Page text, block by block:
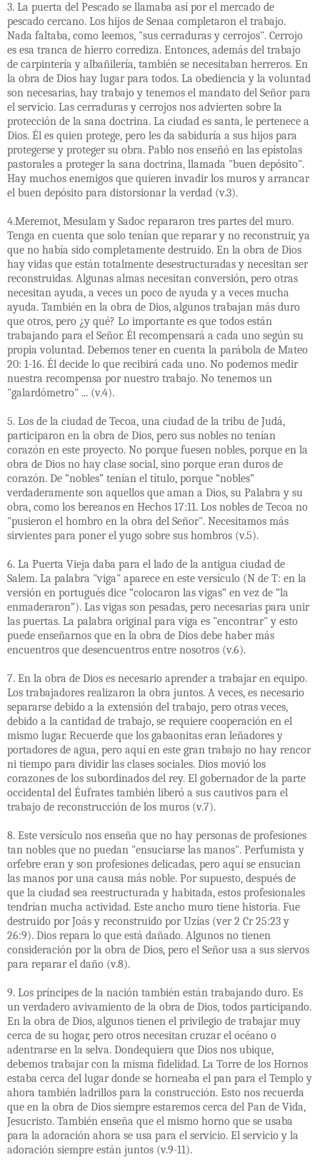
3. La puerta del Pescado se llamaba así por el mercado de
pescado cercano. Los hijos de Senaa completaron el trabajo.
Nada faltaba, como leemos, "sus cerraduras y cerrojos". Cerrojo
es esa tranca de hierro corrediza. Entonces, además del trabajo
de carpintería y albañilería, también se necesitaban herreros. En
la obra de Dios hay lugar para todos. La obediencia y la voluntad
son necesarias, hay trabajo y tenemos el mandato del Señor para
el servicio. Las cerraduras y cerrojos nos advierten sobre la
protección de la sana doctrina. La ciudad es santa, le pertenece a
Dios. Él es quien protege, pero les da sabiduría a sus hijos para
protegerse y proteger su obra. Pablo nos enseñó en las epístolas
pastorales a proteger la sana doctrina, llamada "buen depósito".
Hay muchos enemigos que quieren invadir los muros y arrancar
el buen depósito para distorsionar la verdad (v.3).
4.Meremot, Mesulam y Sadoc repararon tres partes del muro.
Tenga en cuenta que solo tenían que reparar y no reconstruir, ya
que no había sido completamente destruido. En la obra de Dios
hay vidas que están totalmente desestructuradas y necesitan ser
reconstruidas. Algunas almas necesitan conversión, pero otras
necesitan ayuda, a veces un poco de ayuda y a veces mucha
ayuda. También en la obra de Dios, algunos trabajan más duro
que otros, pero ¿y qué? Lo importante es que todos están
trabajando para el Señor. Él recompensará a cada uno según su
propia voluntad. Debemos tener en cuenta la parábola de Mateo
20: 1-16. Él decide lo que recibirá cada uno. No podemos medir
nuestra recompensa por nuestro trabajo. No tenemos un
"galardómetro" ... (v.4).
5. Los de la ciudad de Tecoa, una ciudad de la tribu de Judá,
participaron en la obra de Dios, pero sus nobles no tenían
corazón en este proyecto. No porque fuesen nobles, porque en la
obra de Dios no hay clase social, sino porque eran duros de
corazón. De “nobles” tenían el título, porque “nobles”
verdaderamente son aquellos que aman a Dios, su Palabra y su
obra, como los bereanos en Hechos 17:11. Los nobles de Tecoa no
"pusieron el hombro en la obra del Señor". Necesitamos más
sirvientes para poner el yugo sobre sus hombros (v.5).
6. La Puerta Vieja daba para el lado de la antigua ciudad de
Salem. La palabra "viga" aparece en este versículo (N de T: en la
versión en portugués dice “colocaron las vigas” en vez de “la
enmaderaron”). Las vigas son pesadas, pero necesarias para unir
las puertas. La palabra original para viga es "encontrar" y esto
puede enseñarnos que en la obra de Dios debe haber más
encuentros que desencuentros entre nosotros (v.6).
7. En la obra de Dios es necesario aprender a trabajar en equipo.
Los trabajadores realizaron la obra juntos. A veces, es necesario
separarse debido a la extensión del trabajo, pero otras veces,
debido a la cantidad de trabajo, se requiere cooperación en el
mismo lugar. Recuerde que los gabaonitas eran leñadores y
portadores de agua, pero aquí en este gran trabajo no hay rencor
ni tiempo para dividir las clases sociales. Dios movió los
corazones de los subordinados del rey. El gobernador de la parte
occidental del Éufrates también liberó a sus cautivos para el
trabajo de reconstrucción de los muros (v.7).
8. Este versículo nos enseña que no hay personas de profesiones
tan nobles que no puedan "ensuciarse las manos". Perfumista y
orfebre eran y son profesiones delicadas, pero aquí se ensucian
las manos por una causa más noble. Por supuesto, después de
que la ciudad sea reestructurada y habitada, estos profesionales
tendrían mucha actividad. Este ancho muro tiene historia. Fue
destruido por Joás y reconstruido por Uzías (ver 2 Cr 25:23 y
26:9). Dios repara lo que está dañado. Algunos no tienen
consideración por la obra de Dios, pero el Señor usa a sus siervos
para reparar el daño (v.8).
9. Los príncipes de la nación también están trabajando duro. Es
un verdadero avivamiento de la obra de Dios, todos participando.
En la obra de Dios, algunos tienen el privilegio de trabajar muy
cerca de su hogar, pero otros necesitan cruzar el océano o
adentrarse en la selva. Dondequiera que Dios nos ubique,
debemos trabajar con la misma fidelidad. La Torre de los Hornos
estaba cerca del lugar donde se horneaba el pan para el Templo y
ahora también ladrillos para la construcción. Esto nos recuerda
que en la obra de Dios siempre estaremos cerca del Pan de Vida,
Jesucristo. También enseña que el mismo horno que se usaba
para la adoración ahora se usa para el servicio. El servicio y la
adoración siempre están juntos (v.9-11).